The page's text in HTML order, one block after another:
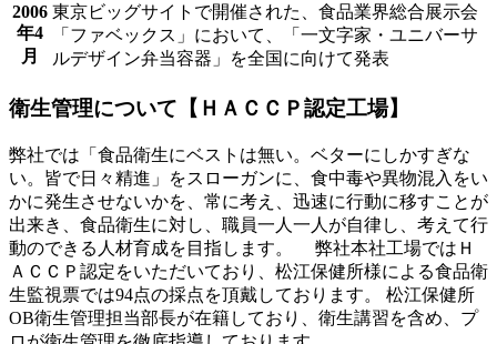
2006
年4
月
東京ビッグサイトで開催された、食品業界総合展示会
「ファベックス」において、「一文字家・ユニバーサ
ルデザイン弁当容器」を全国に向けて発表
衛生管理について【ＨＡＣＣＰ認定工場】
弊社では「食品衛生にベストは無い。ベターにしかすぎな
い。皆で日々精進」をスローガンに、食中毒や異物混入をい
かに発生させないかを、常に考え、迅速に行動に移すことが
出来き、食品衛生に対し、職員一人一人が自律し、考えて行
動のできる人材育成を目指します。 弊社本社工場ではＨ
ＡＣＣＰ認定をいただいており、松江保健所様による食品衛
生監視票では94点の採点を頂戴しております。 松江保健所
OB衛生管理担当部長が在籍しており、衛生講習を含め、プ